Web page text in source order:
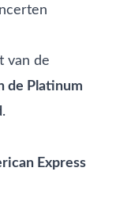
van de
de Platinum
.
Express